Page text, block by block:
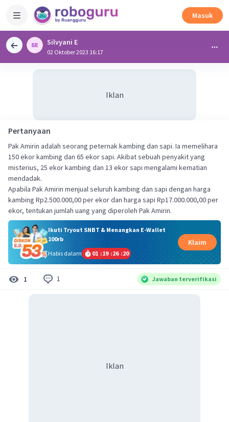
Masuk
Silvyani E
02 Oktober 2023 16:17
Iklan
Pertanyaan
Pak Amirin adalah seorang peternak kambing dan sapi. Ia memelihara
150 ekor kambing dan 65 ekor sapi. Akibat sebuah penyakit yang
misterius, 25 ekor kambing dan 13 ekor sapi mengalami kematian
mendadak.
Apabila Pak Amirin menjual seluruh kambing dan sapi dengan harga
kambing Rp2.500.000,00 per ekor dan harga sapi Rp17.000.000,00 per
ekor, tentukan jumlah uang yang diperoleh Pak Amirin.
Ikuti Tryout SNBT & Menangkan E-Wallet
100rb
Habis dalam
01 :19 :26 :20
Klaim
1 1 Jawaban terverifikasi
Iklan